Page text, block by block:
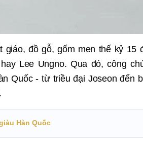
đồ gỗ, gốm men thế kỷ 15
Lee Ungno. Qua đó, công
Quốc - từ triều đại Joseon đến
Hàn Quốc